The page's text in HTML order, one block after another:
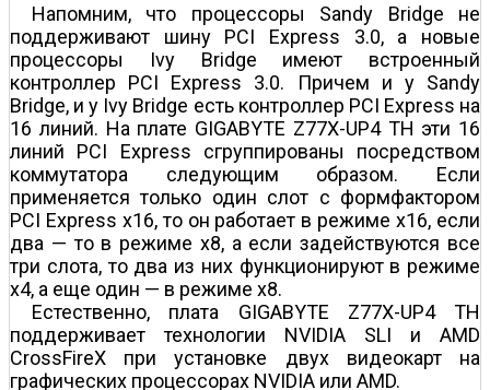
Напомним, что процессоры Sandy Bridge не
поддерживают шину PCI Express 3.0, а новые
процессоры Ivy Bridge имеют встроенный
контроллер PCI Express 3.0. Причем и у Sandy
Bridge, и у Ivy Bridge есть контроллер PCI Express на
16 линий. На плате GIGABYTE Z77X-UP4 TH эти 16
линий PCI Express сгруппированы посредством
коммутатора следующим образом. Если
применяется только один слот с формфактором
PCI Express x16, то он работает в режиме x16, если
два — то в режиме x8, а если задействуются все
три слота, то два из них функционируют в режиме
x4, а еще один — в режиме x8.
Естественно, плата GIGABYTE Z77X-UP4 TH
поддерживает технологии NVIDIA SLI и AMD
CrossFireX при установке двух видеокарт на
графических процессорах NVIDIA или AMD.